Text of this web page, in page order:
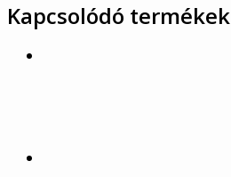
Kapcsolódó termékek